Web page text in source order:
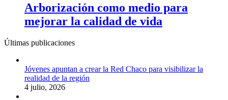
Arborización como medio para
mejorar la calidad de vida
Últimas publicaciones
Jóvenes apuntan a crear la Red Chaco para visibilizar la
realidad de la región
4 julio, 2026